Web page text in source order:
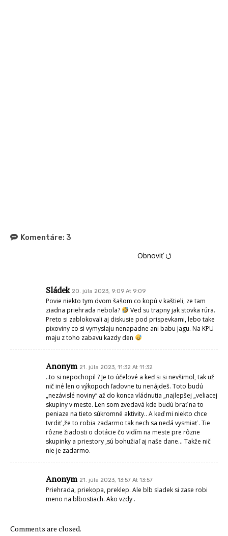
Komentáre: 3
Obnoviť ⭯
Sládek 20. júla 2023, 9:09 At 9:09
Povie niekto tym dvom šašom co kopú v kaštieli, ze tam
ziadna priehrada nebola?
Ved su trapny jak stovka rúra.
Preto si zablokovali aj diskusie pod prispevkami, lebo take
pixoviny co si vymyslaju nenapadne ani babu jagu. Na KPU
maju z toho zabavu kazdy den
Anonym 21. júla 2023, 11:32 At 11:32
..to si nepochopil ? Je to účelové a keď si si nevšimol, tak už
nič iné len o výkopoch ľadovne tu nenájdeš. Toto budú
„nezávislé noviny“ až do konca vládnutia „najlepšej „veliacej
skupiny v meste. Len som zvedavá kde budú brať na to
peniaze na tieto súkromné aktivity.. A keď mi niekto chce
tvrdiť ,že to robia zadarmo tak nech sa nedá vysmiať . Tie
rôzne žiadosti o dotácie čo vidím na meste pre rôzne
skupinky a priestory ,sú bohužiaľ aj naše dane… Takže nič
nie je zadarmo.
Anonym 21. júla 2023, 13:57 At 13:57
Priehrada, priekopa, preklep. Ale blb sladek si zase robi
meno na blbostiach. Ako vzdy .
Comments are closed.